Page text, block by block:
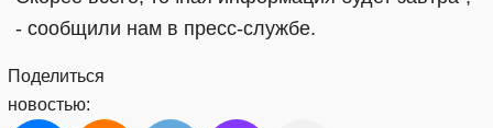
- сообщили нам в пресс-службе.
Поделиться
новостью: